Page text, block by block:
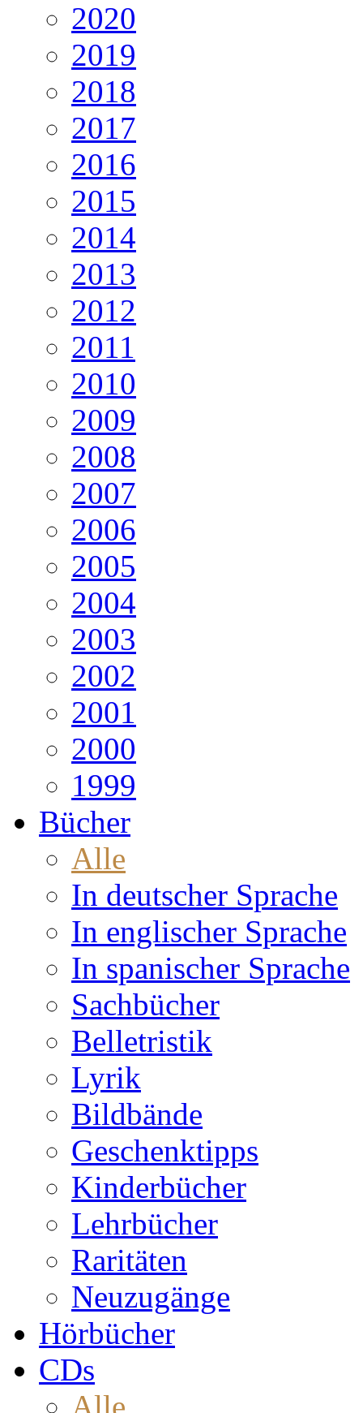
2020
2019
2018
2017
2016
2015
2014
2013
2012
2011
2010
2009
2008
2007
2006
2005
2004
2003
2002
2001
2000
1999
Bücher
Alle
In deutscher Sprache
In englischer Sprache
In spanischer Sprache
Sachbücher
Belletristik
Lyrik
Bildbände
Geschenktipps
Kinderbücher
Lehrbücher
Raritäten
Neuzugänge
Hörbücher
CDs